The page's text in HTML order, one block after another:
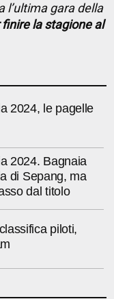
l’ultima gara della
la stagione al
2024, le pagelle
2024. Bagnaia
di Sepang, ma
dal titolo
piloti,